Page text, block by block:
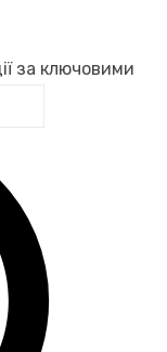
за ключовими